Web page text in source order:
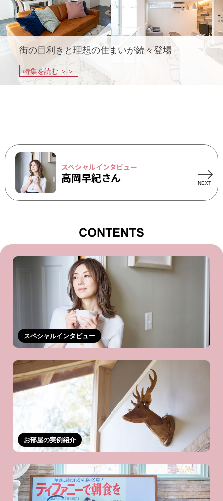
街の目利きと理想の住まいが続々登場
特集を読む ＞＞
スペシャルインタビュー
高岡早紀さん
スペシャルインタビュー
お部屋の実例紹介